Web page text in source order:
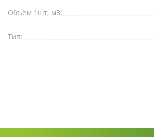
Объём 1шт, м3:
Тип: